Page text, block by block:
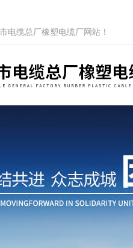
电缆总厂橡塑电缆厂网站！